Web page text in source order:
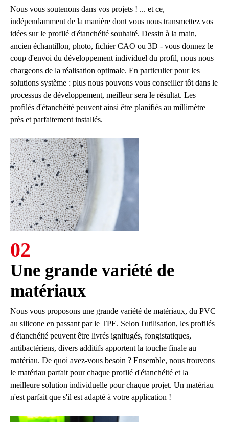
Nous vous soutenons dans vos projets ! ... et ce,
indépendamment de la manière dont vous nous transmettez vos
idées sur le profilé d'étanchéité souhaité. Dessin à la main,
ancien échantillon, photo, fichier CAO ou 3D - vous donnez le
coup d'envoi du développement individuel du profil, nous nous
chargeons de la réalisation optimale. En particulier pour les
solutions système : plus nous pouvons vous conseiller tôt dans le
processus de développement, meilleur sera le résultat. Les
profilés d'étanchéité peuvent ainsi être planifiés au millimètre
près et parfaitement installés.
02
Une grande variété de
matériaux
Nous vous proposons une grande variété de matériaux, du PVC
au silicone en passant par le TPE. Selon l'utilisation, les profilés
d'étanchéité peuvent être livrés ignifugés, fongistatiques,
antibactériens, divers additifs apportent la touche finale au
matériau. De quoi avez-vous besoin ? Ensemble, nous trouvons
le matériau parfait pour chaque profilé d'étanchéité et la
meilleure solution individuelle pour chaque projet. Un matériau
n'est parfait que s'il est adapté à votre application !